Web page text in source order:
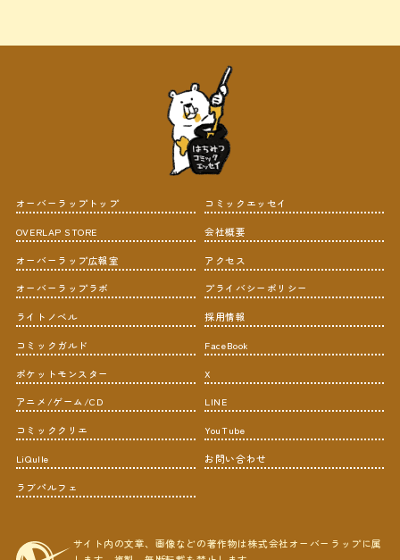
オーバーラップトップ
OVERLAP STORE
オーバーラップ広報室
オーバーラップラボ
ライトノベル
コミックガルド
ポケットモンスター
アニメ/ゲーム/CD
コミッククリエ
LiQulle
ラブパルフェ
コミックエッセイ
会社概要
アクセス
プライバシーポリシー
採用情報
FaceBook
X
LINE
YouTube
お問い合わせ
サイト内の文章、画像などの著作物は株式会社オーバーラップに属